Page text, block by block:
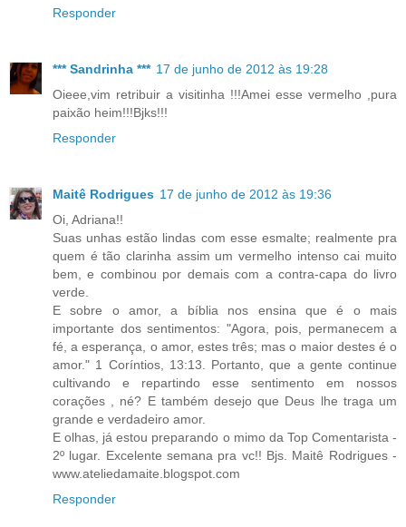
Responder
*** Sandrinha *** 17 de junho de 2012 às 19:28
Oieee,vim retribuir a visitinha !!!Amei esse vermelho ,pura
paixão heim!!!Bjks!!!
Responder
Maitê Rodrigues 17 de junho de 2012 às 19:36
Oi, Adriana!!
Suas unhas estão lindas com esse esmalte; realmente pra
quem é tão clarinha assim um vermelho intenso cai muito
bem, e combinou por demais com a contra-capa do livro
verde.
E sobre o amor, a bíblia nos ensina que é o mais
importante dos sentimentos: "Agora, pois, permanecem a
fé, a esperança, o amor, estes três; mas o maior destes é o
amor." 1 Coríntios, 13:13. Portanto, que a gente continue
cultivando e repartindo esse sentimento em nossos
corações , né? E também desejo que Deus lhe traga um
grande e verdadeiro amor.
E olhas, já estou preparando o mimo da Top Comentarista -
2º lugar. Excelente semana pra vc!! Bjs. Maitê Rodrigues -
www.ateliedamaite.blogspot.com
Responder